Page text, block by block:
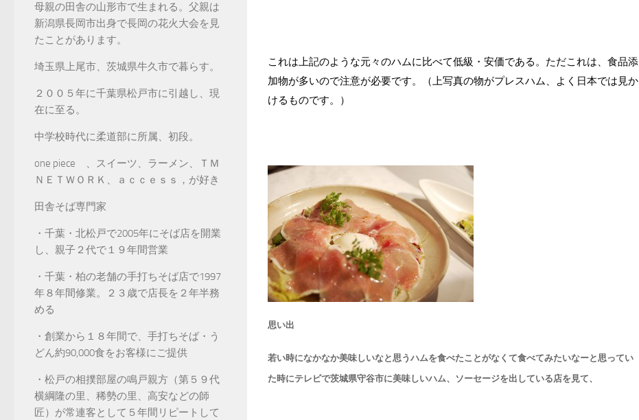
これは上記のような元々のハムに比べて低級・安価である。ただこれは、食品添
加物が多いので注意が必要です。（上写真の物がプレスハム、よく日本では見か
けるものです。）
思い出
若い時になかなか美味しいなと思うハムを食べたことがなくて食べてみたいなーと思ってい
た時にテレビで茨城県守谷市に美味しいハム、ソーセージを出している店を見て、
母親の田舎の山形市で生まれる。父親は
新潟県長岡市出身で長岡の花火大会を見
たことがあります。
埼玉県上尾市、茨城県牛久市で暮らす。
２００５年に千葉県松戸市に引越し、現
在に至る。
中学校時代に柔道部に所属、初段。
one piece 、スイーツ、ラーメン、ＴＭ
ＮＥＴＷＯＲＫ、ａｃｃｅｓｓ，が好き
田舎そば専門家
・千葉・北松戸で2005年にそば店を開業
し、親子２代で１９年間営業
・千葉・柏の老舗の手打ちそば店で1997
年８年間修業。２３歳で店長を２年半務
める
・創業から１８年間で、手打ちそば・う
どん約90,000食をお客様にご提供
・松戸の相撲部屋の鳴戸親方（第５９代
横綱隆の里、稀勢の里、高安などの師
匠）が常連客として５年間リピートして